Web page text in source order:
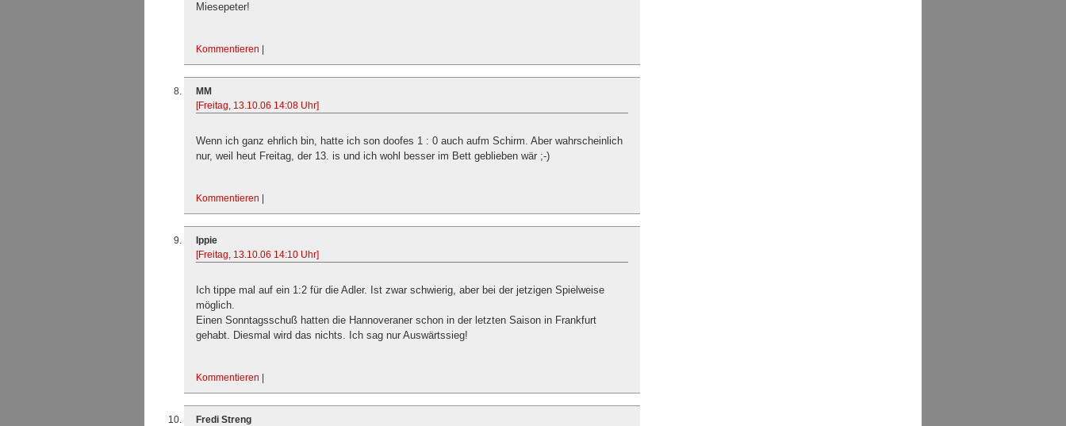
Miesepeter!
Kommentieren
MM
[Freitag, 13.10.06 14:08 Uhr]
Wenn ich ganz ehrlich bin, hatte ich son doofes 1 : 0 auch aufm Schirm. Aber wahrscheinlich
nur, weil heut Freitag, der 13. is und ich wohl besser im Bett geblieben wär ;-)
Kommentieren
Ippie
[Freitag, 13.10.06 14:10 Uhr]
Ich tippe mal auf ein 1:2 für die Adler. Ist zwar schwierig, aber bei der jetzigen Spielweise
möglich.
Einen Sonntagsschuß hatten die Hannoveraner schon in der letzten Saison in Frankfurt
gehabt. Diesmal wird das nichts. Ich sag nur Auswärtssieg!
Kommentieren
Fredi Streng